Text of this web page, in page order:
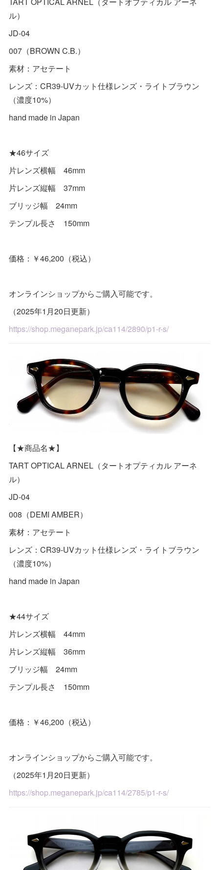
ル）
JD-04
007（BROWN C.B.）
素材：アセテート
レンズ：CR39-UVカット仕様レンズ・ライトブラウン
（濃度10%）
hand made in Japan
★46サイズ
片レンズ横幅 46mm
片レンズ縦幅 37mm
ブリッジ幅 24mm
テンプル長さ 150mm
価格：￥46,200（税込）
オンラインショップからご購入可能です。
（2025年1月20日更新）
https://shop.meganepark.jp/ca114/2890/p1-r-s/
【★商品名★】
TART OPTICAL ARNEL（タートオプティカル アーネ
ル）
JD-04
008（DEMI AMBER）
素材：アセテート
レンズ：CR39-UVカット仕様レンズ・ライトブラウン
（濃度10%）
hand made in Japan
★44サイズ
片レンズ横幅 44mm
片レンズ縦幅 36mm
ブリッジ幅 24mm
テンプル長さ 150mm
価格：￥46,200（税込）
オンラインショップからご購入可能です。
（2025年1月20日更新）
https://shop.meganepark.jp/ca114/2785/p1-r-s/